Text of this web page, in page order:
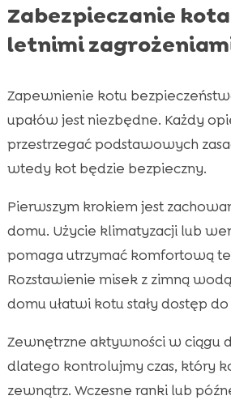
Zabezpieczanie
letnimi
Zapewnienie kotu
upałów jest niezbędne. Każdy
przestrzegać podstawowych
wtedy kot będzie bezpieczny.
Pierwszym krokiem jest
domu. Użycie klimatyzacji lub
pomaga utrzymać komfortową
Rozstawienie misek z zimną
domu ułatwi kotu stały dostęp
Zewnętrzne aktywności w ciągu
dlatego kontrolujmy czas, który
zewnątrz. Wczesne ranki lub